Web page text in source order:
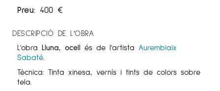
Preu: 400 €
DESCRIPCIÓ DE L'OBRA
L'obra Lluna, ocell és de l'artista Aurembiaix
Sabaté.
Tècnica: Tinta xinesa, vernís i tints de colors sobre
tela.